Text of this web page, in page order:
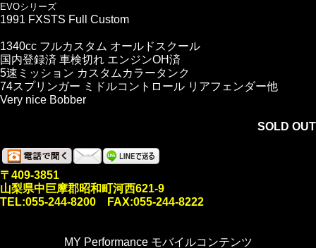
EVOシリーズ
1991 FXSTS Full Custom
1340cc フルカスタム オールドスクール
国内登録済 車検切れ エンジンOH済
5速ミッション カスタムカラータンク
74スプリンガー ミドルコントロール リアフェンダー他
Very nice Bobber
SOLD OUT
〒409-3851
山梨県中巨摩郡昭和町河西621-9
TEL:055-244-8200 FAX:055-244-8222
MY Performance モバイルコンテンツ